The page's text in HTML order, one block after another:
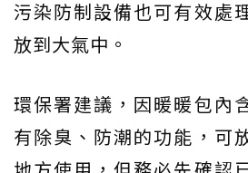
污染防制設備也可有效處
放到大氣中。
環保署建議，因暖暖包內
有除臭、防潮的功能，可